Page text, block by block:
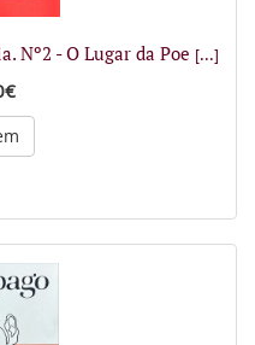
Nº2 - O Lugar da Poe [...]